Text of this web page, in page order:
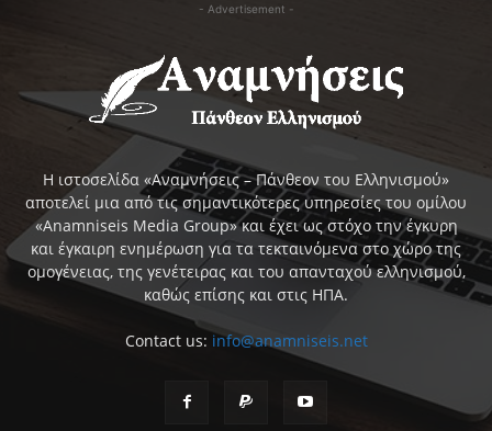
- Advertisement -
Η ιστοσελίδα «Αναμνήσεις – Πάνθεον του Ελληνισμού»
αποτελεί μια από τις σημαντικότερες υπηρεσίες του ομίλου
«Anamniseis Media Group» και έχει ως στόχο την έγκυρη
και έγκαιρη ενημέρωση για τα τεκταινόμενα στο χώρο της
ομογένειας, της γενέτειρας και του απανταχού ελληνισμού,
καθώς επίσης και στις ΗΠΑ.
Contact us: info@anamniseis.net